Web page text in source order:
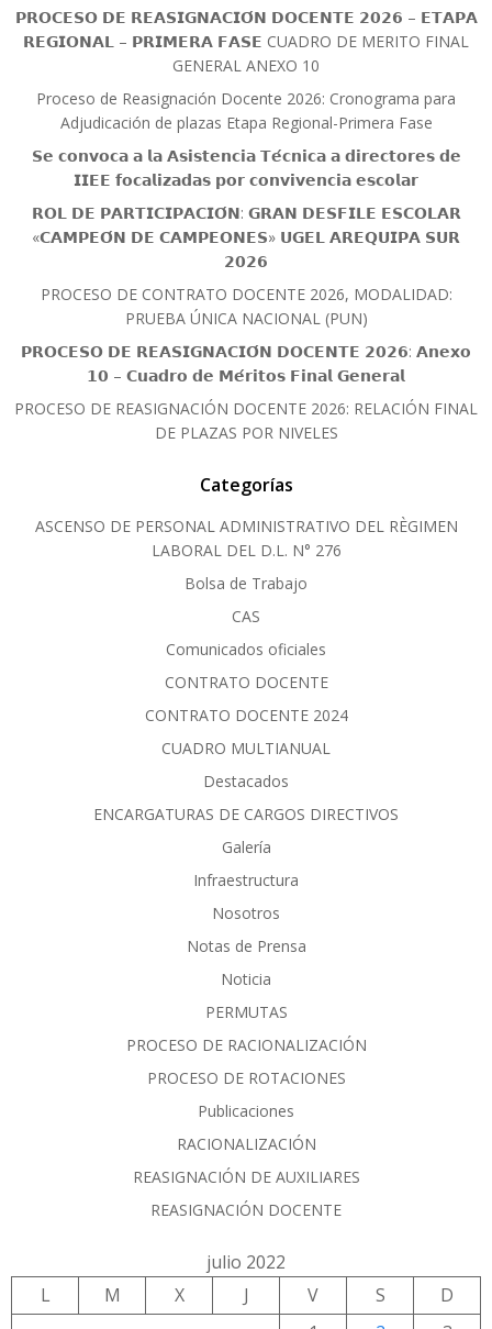
𝗣𝗥𝗢𝗖𝗘𝗦𝗢 𝗗𝗘 𝗥𝗘𝗔𝗦𝗜𝗚𝗡𝗔𝗖𝗜𝗢́𝗡 𝗗𝗢𝗖𝗘𝗡𝗧𝗘 𝟮𝟬𝟮𝟲 – 𝗘𝗧𝗔𝗣𝗔
𝗥𝗘𝗚𝗜𝗢𝗡𝗔𝗟 – 𝗣𝗥𝗜𝗠𝗘𝗥𝗔 𝗙𝗔𝗦𝗘 CUADRO DE MERITO FINAL
GENERAL ANEXO 10
Proceso de Reasignación Docente 2026: Cronograma para
Adjudicación de plazas Etapa Regional-Primera Fase
𝗦𝗲 𝗰𝗼𝗻𝘃𝗼𝗰𝗮 𝗮 𝗹𝗮 𝗔𝘀𝗶𝘀𝘁𝗲𝗻𝗰𝗶𝗮 𝗧𝗲́𝗰𝗻𝗶𝗰𝗮 𝗮 𝗱𝗶𝗿𝗲𝗰𝘁𝗼𝗿𝗲𝘀 𝗱𝗲
𝗜𝗜𝗘𝗘 𝗳𝗼𝗰𝗮𝗹𝗶𝘇𝗮𝗱𝗮𝘀 𝗽𝗼𝗿 𝗰𝗼𝗻𝘃𝗶𝘃𝗲𝗻𝗰𝗶𝗮 𝗲𝘀𝗰𝗼𝗹𝗮𝗿
𝗥𝗢𝗟 𝗗𝗘 𝗣𝗔𝗥𝗧𝗜𝗖𝗜𝗣𝗔𝗖𝗜𝗢́𝗡: 𝗚𝗥𝗔𝗡 𝗗𝗘𝗦𝗙𝗜𝗟𝗘 𝗘𝗦𝗖𝗢𝗟𝗔𝗥
«𝗖𝗔𝗠𝗣𝗘𝗢́𝗡 𝗗𝗘 𝗖𝗔𝗠𝗣𝗘𝗢𝗡𝗘𝗦» 𝗨𝗚𝗘𝗟 𝗔𝗥𝗘𝗤𝗨𝗜𝗣𝗔 𝗦𝗨𝗥
𝟮𝟬𝟮𝟲
PROCESO DE CONTRATO DOCENTE 2026, MODALIDAD:
PRUEBA ÚNICA NACIONAL (PUN)
𝗣𝗥𝗢𝗖𝗘𝗦𝗢 𝗗𝗘 𝗥𝗘𝗔𝗦𝗜𝗚𝗡𝗔𝗖𝗜𝗢́𝗡 𝗗𝗢𝗖𝗘𝗡𝗧𝗘 𝟮𝟬𝟮𝟲: 𝗔𝗻𝗲𝘅𝗼
𝟭𝟬 – 𝗖𝘂𝗮𝗱𝗿𝗼 𝗱𝗲 𝗠𝗲́𝗿𝗶𝘁𝗼𝘀 𝗙𝗶𝗻𝗮𝗹 𝗚𝗲𝗻𝗲𝗿𝗮𝗹
PROCESO DE REASIGNACIÓN DOCENTE 2026: RELACIÓN FINAL
DE PLAZAS POR NIVELES
Categorías
ASCENSO DE PERSONAL ADMINISTRATIVO DEL RÈGIMEN
LABORAL DEL D.L. N° 276
Bolsa de Trabajo
CAS
Comunicados oficiales
CONTRATO DOCENTE
CONTRATO DOCENTE 2024
CUADRO MULTIANUAL
Destacados
ENCARGATURAS DE CARGOS DIRECTIVOS
Galería
Infraestructura
Nosotros
Notas de Prensa
Noticia
PERMUTAS
PROCESO DE RACIONALIZACIÓN
PROCESO DE ROTACIONES
Publicaciones
RACIONALIZACIÓN
REASIGNACIÓN DE AUXILIARES
REASIGNACIÓN DOCENTE
julio 2022
L
M X J V S
D